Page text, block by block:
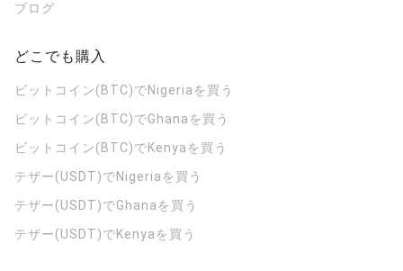
ブログ
どこでも購入
ビットコイン(BTC)でNigeriaを買う
ビットコイン(BTC)でGhanaを買う
ビットコイン(BTC)でKenyaを買う
テザー(USDT)でNigeriaを買う
テザー(USDT)でGhanaを買う
テザー(USDT)でKenyaを買う